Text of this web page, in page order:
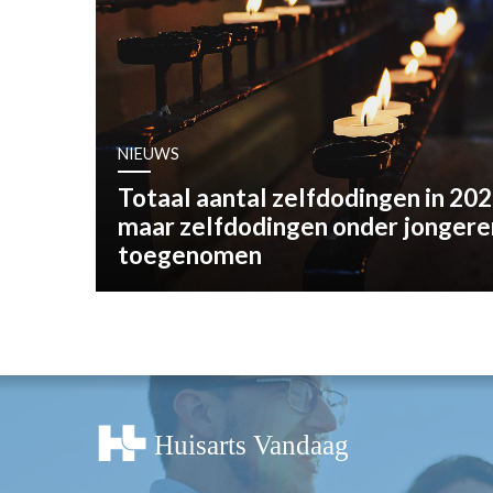
OPINIE
TARIEVEN
MEDISCHE
INLOGGEN
REGISTRATIE
NIEUWS
Totaal aantal zelfdodingen in
maar zelfdodingen onder
toegenomen